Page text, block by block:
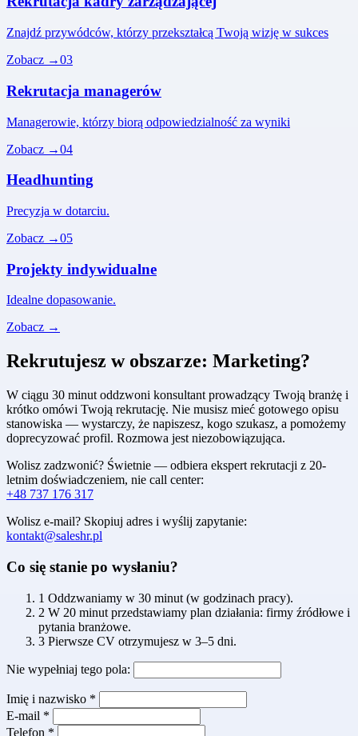
Znajdź przywódców, którzy przekształcą Twoją wizję w sukces
Zobacz →03
Rekrutacja managerów
Managerowie, którzy biorą odpowiedzialność za wyniki
Zobacz →04
Headhunting
Precyzja w dotarciu.
Zobacz →05
Projekty indywidualne
Idealne dopasowanie.
Zobacz →
Rekrutujesz w obszarze: Marketing?
W ciągu 30 minut oddzwoni konsultant prowadzący Twoją branżę i
krótko omówi Twoją rekrutację. Nie musisz mieć gotowego opisu
stanowiska — wystarczy, że napiszesz, kogo szukasz, a pomożemy
doprecyzować profil. Rozmowa jest niezobowiązująca.
Wolisz zadzwonić? Świetnie — odbiera ekspert rekrutacji z 20-
letnim doświadczeniem, nie call center:
+48 737 176 317
Wolisz e-mail? Skopiuj adres i wyślij zapytanie:
kontakt@saleshr.pl
Co się stanie po wysłaniu?
1 Oddzwaniamy w 30 minut (w godzinach pracy).
2 W 20 minut przedstawiamy plan działania: firmy źródłowe i
pytania branżowe.
3 Pierwsze CV otrzymujesz w 3–5 dni.
Nie wypełniaj tego pola:
Imię i nazwisko *
E-mail *
Telefon *